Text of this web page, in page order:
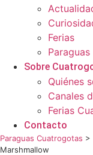
Ferias
Sobre
Quiénes
Canales
Ferias
Contacto
Paraguas Cuatrogotas >
Marshmallow